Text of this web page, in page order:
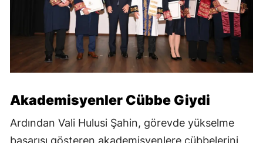
Akademisyenler Cübbe Giydi
Ardından Vali Hulusi Şahin, görevde yükselme
başarısı gösteren akademisyenlere cübbelerini